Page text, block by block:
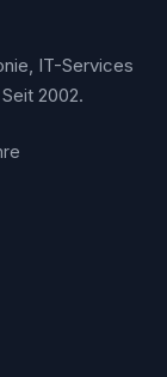
IT-Services
2002.